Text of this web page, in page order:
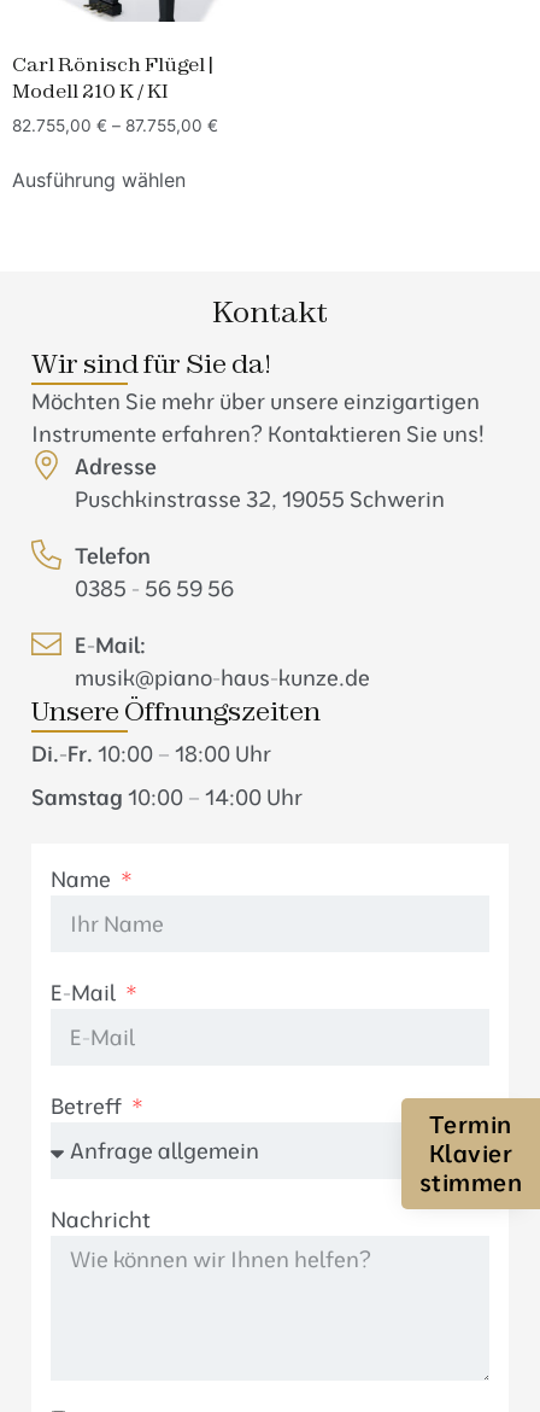
Carl Rönisch Flügel |
Modell 210 K / KI
82.755,00 € – 87.755,00 €
Ausführung wählen
Kontakt
Wir sind für Sie da!
Möchten Sie mehr über unsere einzigartigen
Instrumente erfahren? Kontaktieren Sie uns!
Adresse
Puschkinstrasse 32, 19055 Schwerin
Telefon
0385 - 56 59 56
E-Mail:
musik@piano-haus-kunze.de
Unsere Öffnungszeiten
Di.-Fr. 10:00 – 18:00 Uhr
Samstag 10:00 – 14:00 Uhr
Name
E-Mail
Betreff
Nachricht
Termin
Klavier
stimmen